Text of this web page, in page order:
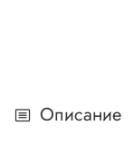
Описание